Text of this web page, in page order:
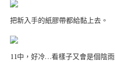
把新入手的紙膠帶都給黏上去。
11中，好冷…看樣子又會是個陰雨